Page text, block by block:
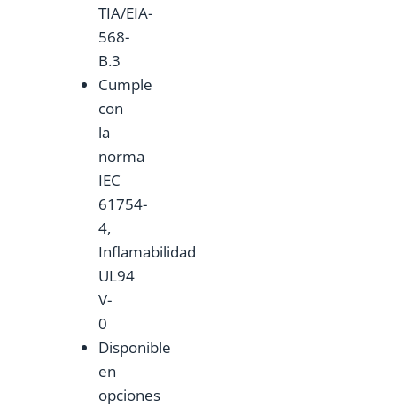
TIA/EIA-
568-
B.3
Cumple
con
la
norma
IEC
61754-
4,
Inflamabilidad
UL94
V-
0
Disponible
en
opciones